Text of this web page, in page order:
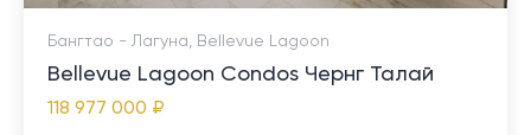
Бангтао - Лагуна, Bellevue Lagoon
Bellevue Lagoon Condos Чернг Талай
118 977 000 ₽